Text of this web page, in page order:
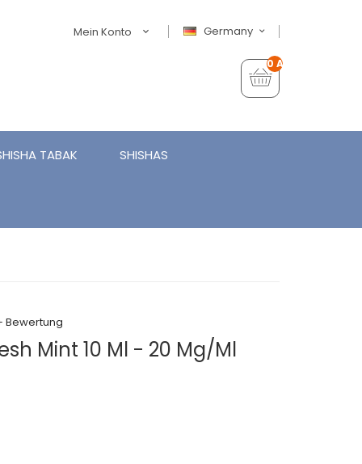
Germany
Mein Konto
0 Artikel - €0,00
TABAK SHISHAS
Bewertung
Mint 10 Ml - 20 Mg/ml